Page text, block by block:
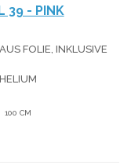
39 - PINK
FOLIE, INKLUSIVE
HELIUM
100 CM